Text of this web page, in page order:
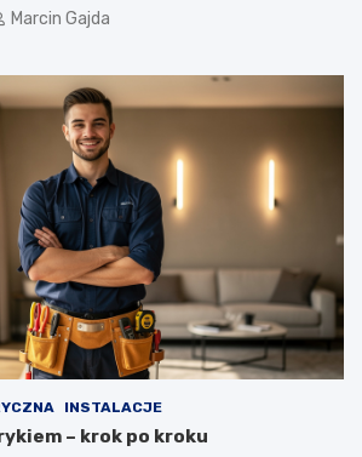
Marcin Gajda
INSTALACJE
– krok po kroku